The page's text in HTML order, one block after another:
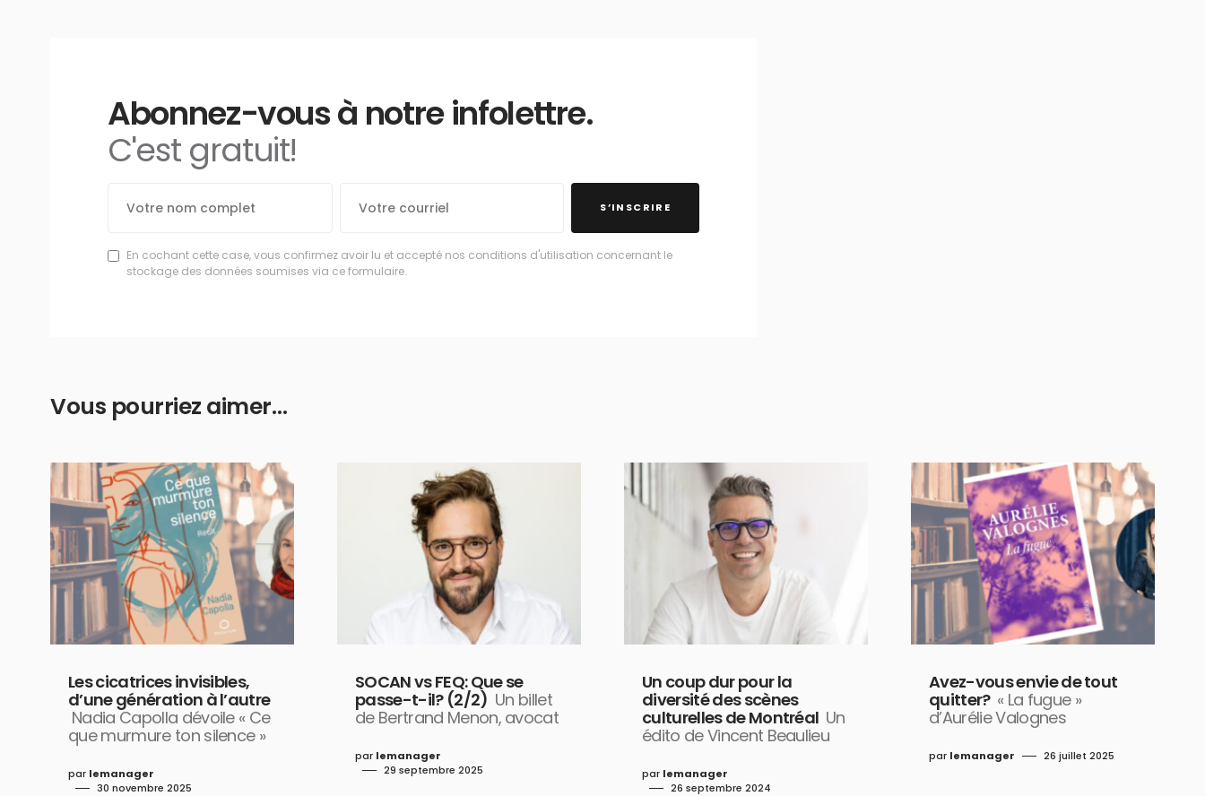
Abonnez-vous à notre infolettre.
C'est gratuit!
S’INSCRIRE
En cochant cette case, vous confirmez avoir lu et accepté nos conditions d'utilisation concernant le
stockage des données soumises via ce formulaire.
Vous pourriez aimer…
Les cicatrices invisibles,
d’une génération à l’autre
Nadia Capolla dévoile « Ce
que murmure ton silence »
par lemanager
30 novembre 2025
SOCAN vs FEQ: Que se
passe-t-il? (2/2) Un billet
de Bertrand Menon, avocat
par lemanager
29 septembre 2025
Un coup dur pour la
diversité des scènes
culturelles de Montréal Un
édito de Vincent Beaulieu
par lemanager
26 septembre 2024
Avez-vous envie de tout
quitter? « La fugue »
d’Aurélie Valognes
par lemanager 26 juillet 2025